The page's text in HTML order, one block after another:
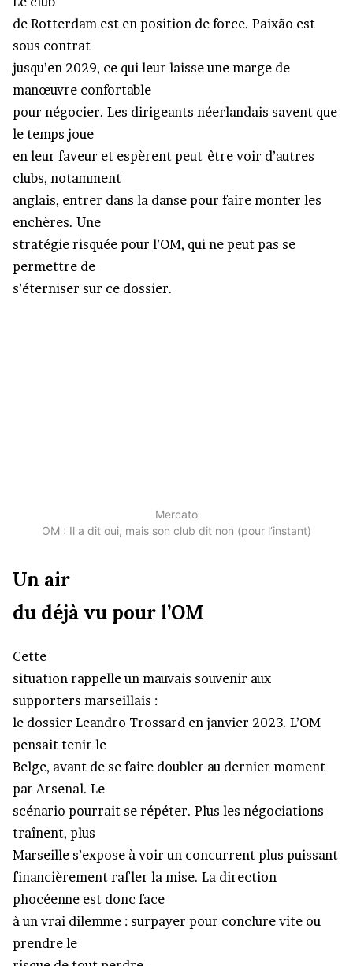
de Rotterdam est en position de force. Paixão est
sous contrat
jusqu’en 2029, ce qui leur laisse une marge de
manœuvre confortable
pour négocier. Les dirigeants néerlandais savent que
le temps joue
en leur faveur et espèrent peut-être voir d’autres
clubs, notamment
anglais, entrer dans la danse pour faire monter les
enchères. Une
stratégie risquée pour l’OM, qui ne peut pas se
permettre de
s’éterniser sur ce dossier.
Mercato
OM : Il a dit oui, mais son club dit non (pour l’instant)
Un air
du déjà vu pour l’OM
Cette
situation rappelle un mauvais souvenir aux
supporters marseillais :
le dossier Leandro Trossard en janvier 2023. L’OM
pensait tenir le
Belge, avant de se faire doubler au dernier moment
par Arsenal. Le
scénario pourrait se répéter. Plus les négociations
traînent, plus
Marseille s’expose à voir un concurrent plus puissant
financièrement rafler la mise. La direction
phocéenne est donc face
à un vrai dilemme : surpayer pour conclure vite ou
prendre le